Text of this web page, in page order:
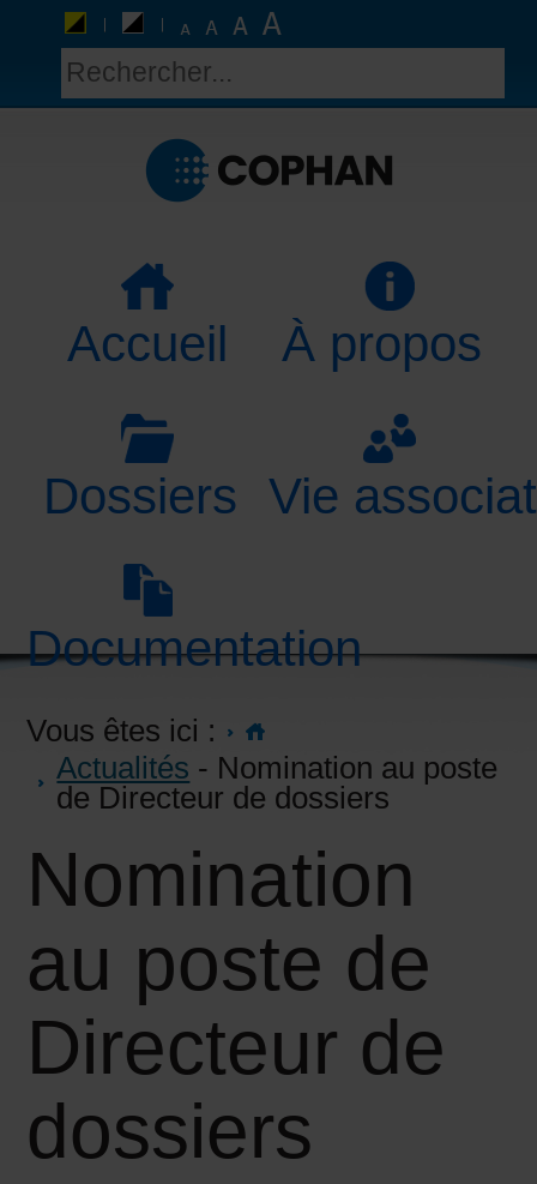
Accueil À propos
Dossiers Vie
Documentation
Vous êtes ici :
Actualités - Nomination au poste
de Directeur de dossiers
Nomination
au poste de
Directeur de
dossiers